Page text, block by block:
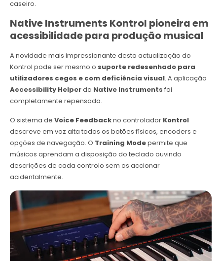
caseiro.
Native Instruments Kontrol pioneira em
acessibilidade para produção musical
A novidade mais impressionante desta actualização do
Kontrol pode ser mesmo o suporte redesenhado para
utilizadores cegos e com deficiência visual. A aplicação
Accessibility Helperda Native Instruments foi
completamente repensada.
O sistema de Voice Feedbackno controlador Kontrol
descreve em voz alta todos os botões físicos, encoders e
opções de navegação. O Training Modepermite que
músicos aprendam a disposição do teclado ouvindo
descrições de cada controlo sem os accionar
acidentalmente.